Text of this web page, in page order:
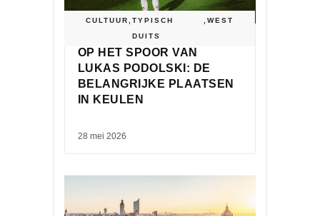
CULTUUR,TYPISCH
DUITS
,WEST
OP HET SPOOR VAN
LUKAS PODOLSKI: DE
BELANGRIJKE PLAATSEN
IN KEULEN
28 mei 2026